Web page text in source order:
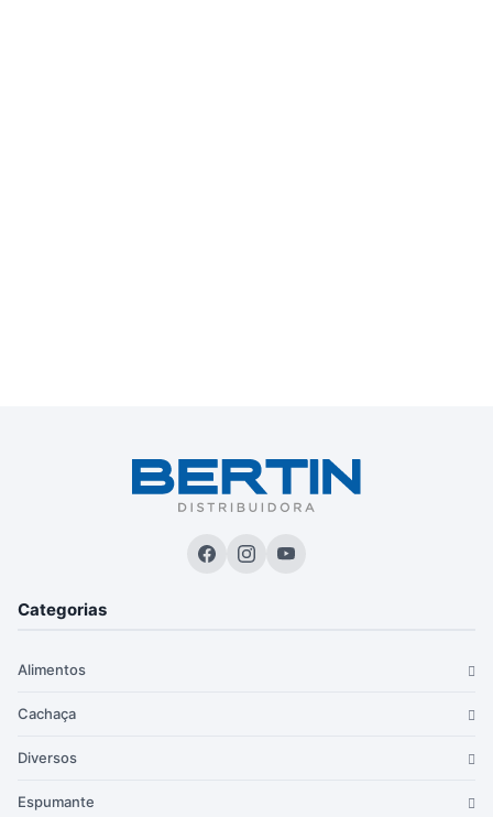
Categorias
Alimentos
Cachaça
Diversos
Espumante